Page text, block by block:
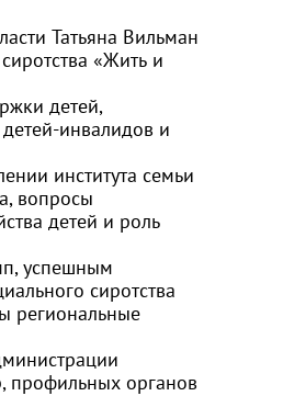
Татьяна Вильман
«Жить и
детей,
инвалидов и
института семьи
вопросы
детей и роль
успешным
сиротства
региональные
профильных органов